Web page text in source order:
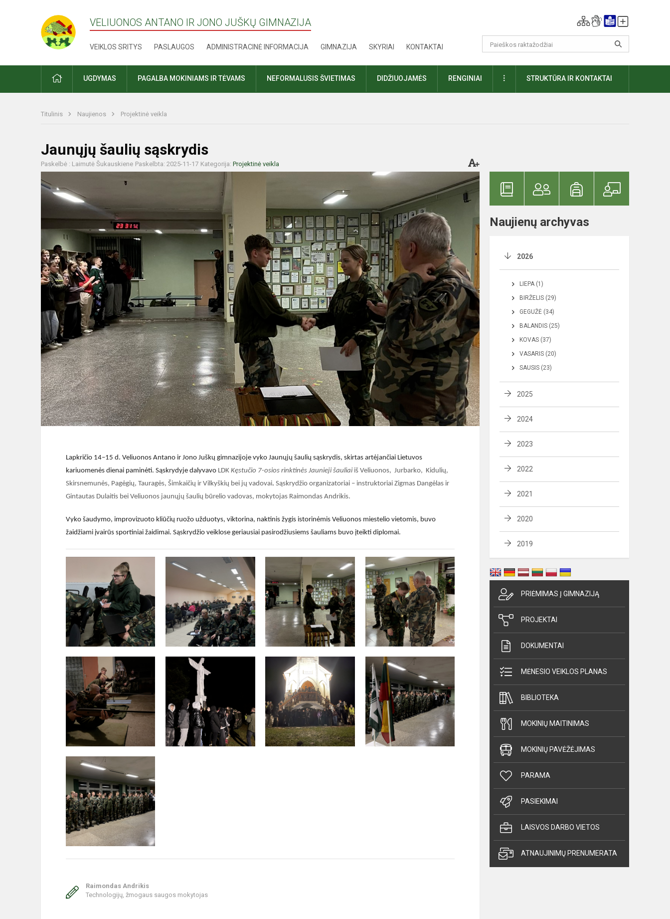
VELIUONOS ANTANO IR JONO JUŠKŲ GIMNAZIJA
VEIKLOS SRITYS PASLAUGOS ADMINISTRACINĖ INFORMACIJA GIMNAZIJA SKYRIAI KONTAKTAI
PRADŽIAUGDYMAS PAGALBA MOKINIAMS IR TĖVAMS NEFORMALUSIS ŠVIETIMAS DIDŽIUOJAMĖS RENGINIAI DAUGIAUSTRUKTŪRA IR KONTAKTAI
Titulinis Naujienos Projektinė veikla
Jaunųjų šaulių sąskrydis
Paskelbė : Laimutė Šukauskiene Paskelbta: 2025-11-17 Kategorija: Projektinė veikla
Lapkričio 14–15 d. Veliuonos Antano ir Jono Juškų gimnazijoje vyko Jaunųjų šaulių sąskrydis, skirtas artėjančiai Lietuvos
kariuomenės dienai paminėti. Sąskrydyje dalyvavo LDK Kęstučio 7-osios rinktinės Jaunieji šauliai iš Veliuonos, Jurbarko, Kidulių,
Skirsnemunės, Pagėgių, Tauragės, Šimkaičių ir Vilkyškių bei jų vadovai. Sąskrydžio organizatoriai – instruktoriai Zigmas Dangėlas ir
Gintautas Dulaitis bei Veliuonos jaunųjų šaulių būrelio vadovas, mokytojas Raimondas Andrikis.
Vyko šaudymo, improvizuoto kliūčių ruožo užduotys, viktorina, naktinis žygis istorinėmis Veliuonos miestelio vietomis, buvo
žaidžiami įvairūs sportiniai žaidimai. Sąskrydžio veiklose geriausiai pasirodžiusiems šauliams buvo įteikti diplomai.
Raimondas Andrikis
Technologijų, žmogaus saugos mokytojas
Naujienų archyvas
2026
LIEPA (1)
BIRŽELIS (29)
GEGUŽĖ (34)
BALANDIS (25)
KOVAS (37)
VASARIS (20)
SAUSIS (23)
2025
2024
2023
2022
2021
2020
2019
PRIĖMIMAS Į GIMNAZIJĄ
PROJEKTAI
DOKUMENTAI
MĖNESIO VEIKLOS PLANAS
BIBLIOTEKA
MOKINIŲ MAITINIMAS
MOKINIŲ PAVĖŽĖJIMAS
PARAMA
PASIEKIMAI
LAISVOS DARBO VIETOS
ATNAUJINIMŲ PRENUMERATA